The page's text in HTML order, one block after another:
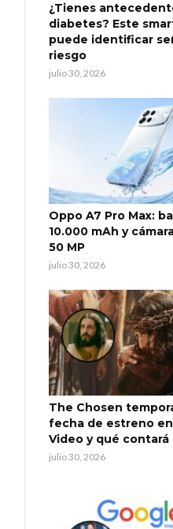
¿Tienes
diabetes? Este
puede identificar
riesgo
julio 30, 2026
Oppo A7 Pro Max:
10.000 mAh y
50 MP
julio 30, 2026
The Chosen
fecha de estreno
Video y qué contará
julio 30, 2026